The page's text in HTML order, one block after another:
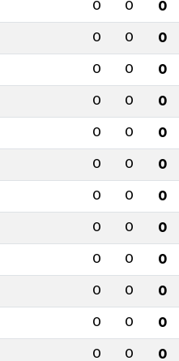
0 0 0
0 0 0
0 0 0
0 0 0
0 0 0
0 0 0
0 0 0
0 0 0
0 0 0
0 0 0
0 0 0
0 0 0